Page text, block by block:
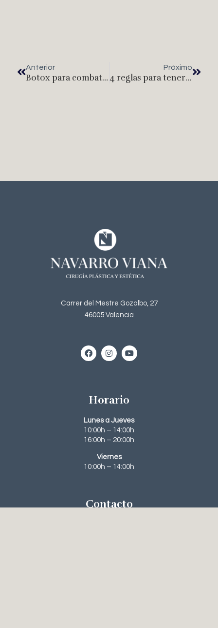
Anterior
Botox para combatir el cáncer
Próximo
4 reglas para tener una piel clara
Carrer del Mestre Gozalbo, 27
46005 Valencia
Horario
Lunes a Jueves
10:00h – 14:00h
16:00h – 20:00h
Viernes
10:00h – 14:00h
Contacto